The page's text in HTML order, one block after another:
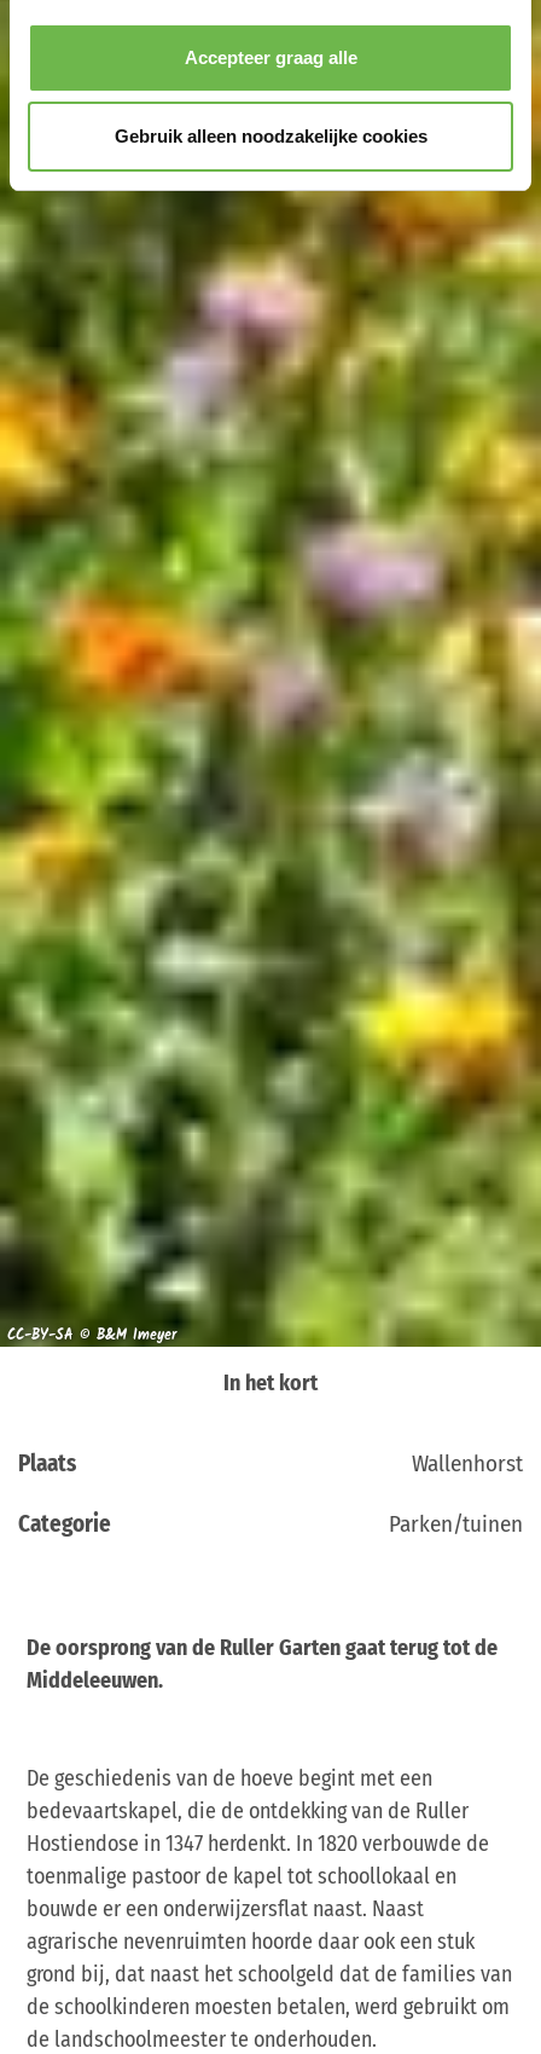
Accepteer graag alle
Gebruik alleen noodzakelijke cookies
CC-BY-SA © B&M Imeyer
In het kort
Plaats Wallenhorst
Categorie Parken/tuinen
De oorsprong van de Ruller Garten gaat terug tot de
Middeleeuwen.
De geschiedenis van de hoeve begint met een
bedevaartskapel, die de ontdekking van de Ruller
Hostiendose in 1347 herdenkt. In 1820 verbouwde de
toenmalige pastoor de kapel tot schoollokaal en
bouwde er een onderwijzersflat naast. Naast
agrarische nevenruimten hoorde daar ook een stuk
grond bij, dat naast het schoolgeld dat de families van
de schoolkinderen moesten betalen, werd gebruikt om
de landschoolmeester te onderhouden.